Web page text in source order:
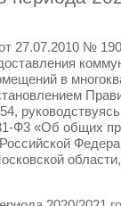
27.07.2010 №
в
руководствуясь
Ф3 «Об общих
области,